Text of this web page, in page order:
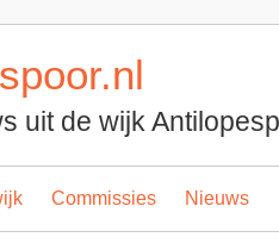
uit de wijk
Commissies Nieuws